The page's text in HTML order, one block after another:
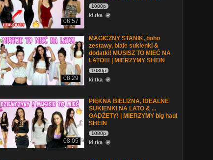
06:57
1080p
ki tka
08:29
MAGICZNY STANIK, boho
zestawy, białe sukienki &
dodatki! MUSISZ TO MIEĆ NA
LATO!!! | MIERZYMY SHEIN
1080p
ki tka
08:05
PIĘKNA BIELIZNA, IDEALNE
SUKIENKI NA LATO & ...
GADŻETY! | MIERZYMY big haul
SHEIN
1080p
ki tka